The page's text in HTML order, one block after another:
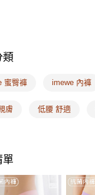
類
蜜臀褲 imewe 內褲
膚 低腰 舒適
單